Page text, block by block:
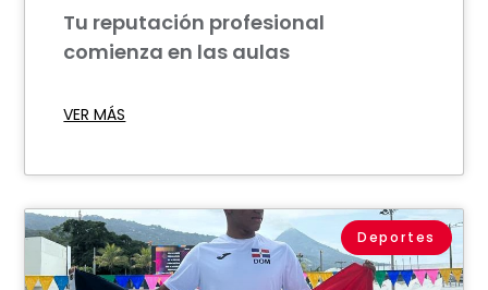
Tu reputación profesional
comienza en las aulas
VER MÁS
Deportes